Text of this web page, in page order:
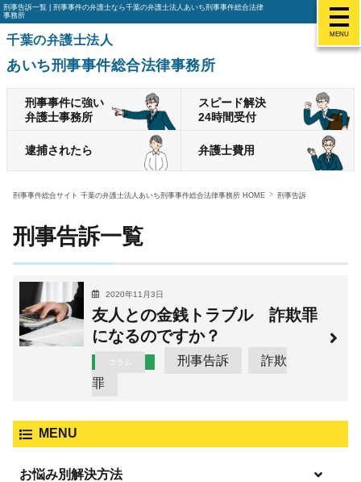
MENU
刑事告訴一覧 | 刑事事件の弁護士なら千葉の弁護士法人あいち刑事事件総合法律
事務所
千葉の弁護士法人
あいち刑事事件総合法律事務所
刑事事件に強い
弁護士事務所
スピード解決
24時間受付
逮捕されたら 弁護士費用
刑事事件総合サイト 千葉の弁護士法人あいち刑事事件総合法律事務所 HOME 刑事告訴
刑事告訴一覧
2020年11月3日
友人との金銭トラブル 詐欺罪
になるのですか？
コラム 刑事告訴
詐欺
罪
MENU
お悩み別解決方法